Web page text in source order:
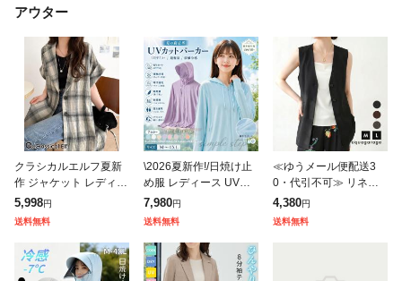
アウター
クラシカルエルフ夏新
作 ジャケット レディー
ス 夏 薄手 大きいサイ
ズ アウター パナマ風
チェック 半袖 テーラー
ドジャ
5,998円
送料無料
\2026夏新作!/日焼け止
め服 レディース UVパ
ーカー UV UPF50+ UV
カット ラッシュガード
ブルゾン レディース
7,980円
送料無料
≪ゆうメール便配送3
0・代引不可≫ リネン
ライクノーカラージレ
春 夏 秋 M L アクアガレ
ージ aquagarage
4,380円
送料無料